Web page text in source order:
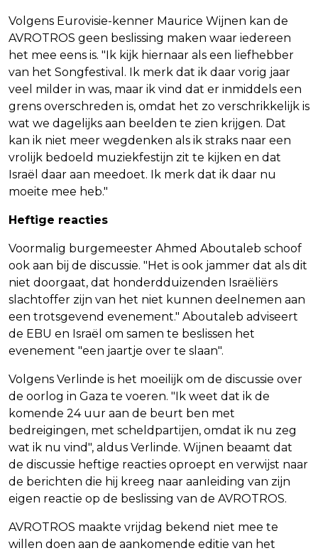
Volgens Eurovisie-kenner Maurice Wijnen kan de
AVROTROS geen beslissing maken waar iedereen
het mee eens is. "Ik kijk hiernaar als een liefhebber
van het Songfestival. Ik merk dat ik daar vorig jaar
veel milder in was, maar ik vind dat er inmiddels een
grens overschreden is, omdat het zo verschrikkelijk is
wat we dagelijks aan beelden te zien krijgen. Dat
kan ik niet meer wegdenken als ik straks naar een
vrolijk bedoeld muziekfestijn zit te kijken en dat
Israël daar aan meedoet. Ik merk dat ik daar nu
moeite mee heb."
Heftige reacties
Voormalig burgemeester Ahmed Aboutaleb schoof
ook aan bij de discussie. "Het is ook jammer dat als dit
niet doorgaat, dat honderdduizenden Israëliërs
slachtoffer zijn van het niet kunnen deelnemen aan
een trotsgevend evenement." Aboutaleb adviseert
de EBU en Israël om samen te beslissen het
evenement "een jaartje over te slaan".
Volgens Verlinde is het moeilijk om de discussie over
de oorlog in Gaza te voeren. "Ik weet dat ik de
komende 24 uur aan de beurt ben met
bedreigingen, met scheldpartijen, omdat ik nu zeg
wat ik nu vind", aldus Verlinde. Wijnen beaamt dat
de discussie heftige reacties oproept en verwijst naar
de berichten die hij kreeg naar aanleiding van zijn
eigen reactie op de beslissing van de AVROTROS.
AVROTROS maakte vrijdag bekend niet mee te
willen doen aan de aankomende editie van het